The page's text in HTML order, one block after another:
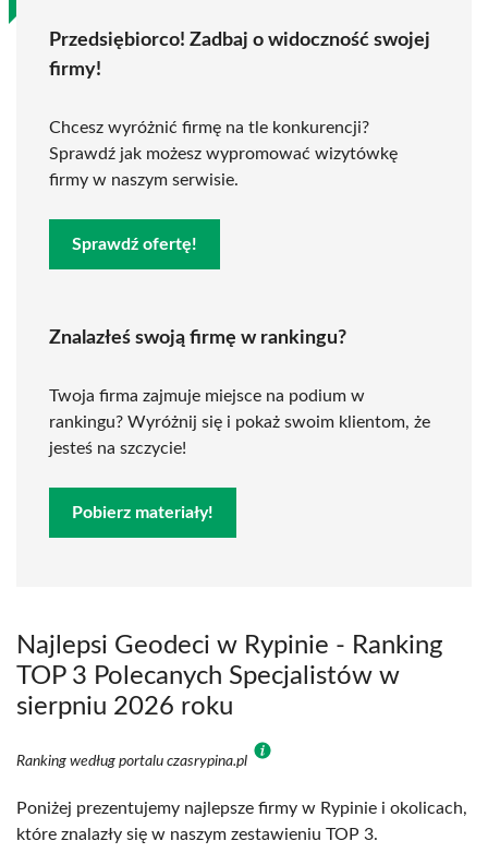
Przedsiębiorco! Zadbaj o widoczność swojej
firmy!
Chcesz wyróżnić firmę na tle konkurencji?
Sprawdź jak możesz wypromować wizytówkę
firmy w naszym serwisie.
Sprawdź ofertę!
Znalazłeś swoją firmę w rankingu?
Twoja firma zajmuje miejsce na podium w
rankingu? Wyróżnij się i pokaż swoim klientom, że
jesteś na szczycie!
Pobierz materiały!
Najlepsi Geodeci w Rypinie - Ranking
TOP 3 Polecanych Specjalistów w
sierpniu 2026 roku
Ranking według portalu czasrypina.pl
Poniżej prezentujemy najlepsze firmy w Rypinie i okolicach,
które znalazły się w naszym zestawieniu TOP 3.